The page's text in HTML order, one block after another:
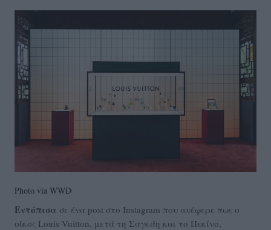
Photo via WWD
Εντόπισα σε ένα post στο Instagram που ανέφερε πως ο
οίκος Louis Vuitton, μετά τη Σαγκάη και το Πεκίνο,